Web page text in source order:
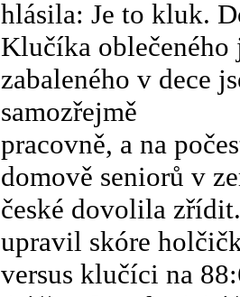
hlásila: Je to kluk.
Klučíka
zabaleného v dece
samozřejmě
pracovně, a na
domově seniorů v
české dovolila
upravil skóre
versus klučíci na